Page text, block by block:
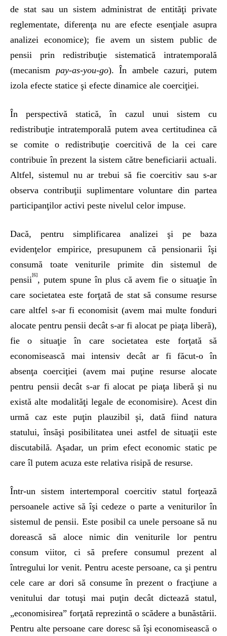
de stat sau un sistem administrat de entităţi private
reglementate, diferenţa nu are efecte esenţiale asupra
analizei economice); fie avem un sistem public de
pensii prin redistribuţie sistematică intratemporală
(mecanism pay-as-you-go). În ambele cazuri, putem
izola efecte statice şi efecte dinamice ale coerciţiei.
În perspectivă statică, în cazul unui sistem cu
redistribuţie intratemporală putem avea certitudinea că
se comite o redistribuţie coercitivă de la cei care
contribuie în prezent la sistem către beneficiarii actuali.
Altfel, sistemul nu ar trebui să fie coercitiv sau s-ar
observa contribuţii suplimentare voluntare din partea
participanţilor activi peste nivelul celor impuse.
Dacă, pentru simplificarea analizei şi pe baza
evidenţelor empirice, presupunem că pensionarii îşi
consumă toate veniturile primite din sistemul de
pensii[6], putem spune în plus că avem fie o situaţie în
care societatea este forţată de stat să consume resurse
care altfel s-ar fi economisit (avem mai multe fonduri
alocate pentru pensii decât s-ar fi alocat pe piaţa liberă),
fie o situaţie în care societatea este forţată să
economisească mai intensiv decât ar fi făcut-o în
absenţa coerciţiei (avem mai puţine resurse alocate
pentru pensii decât s-ar fi alocat pe piaţa liberă şi nu
există alte modalităţi legale de economisire). Acest din
urmă caz este puţin plauzibil şi, dată fiind natura
statului, însăşi posibilitatea unei astfel de situaţii este
discutabilă. Aşadar, un prim efect economic static pe
care îl putem acuza este relativa risipă de resurse.
Într-un sistem intertemporal coercitiv statul forţează
persoanele active să îşi cedeze o parte a veniturilor în
sistemul de pensii. Este posibil ca unele persoane să nu
dorească să aloce nimic din veniturile lor pentru
consum viitor, ci să prefere consumul prezent al
întregului lor venit. Pentru aceste persoane, ca şi pentru
cele care ar dori să consume în prezent o fracţiune a
venitului dar totuşi mai puţin decât dictează statul,
„economisirea” forţată reprezintă o scădere a bunăstării.
Pentru alte persoane care doresc să îşi economisească o